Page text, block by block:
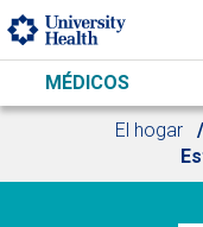
Skip to main content
MÉDICOS
El hogar